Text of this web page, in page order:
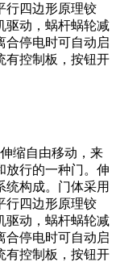
行四边形原理铰
驱动，蜗杆蜗轮减
合停电时可自动启
有控制板，按钮开
伸缩自由移动，来
放行的一种门。伸
统构成。门体采用
行四边形原理铰
驱动，蜗杆蜗轮减
合停电时可自动启
有控制板，按钮开